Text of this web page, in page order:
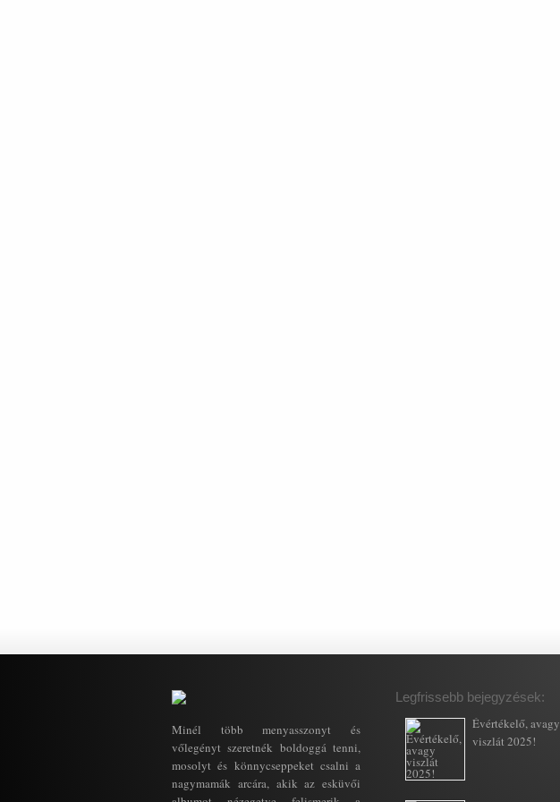
Minél több menyasszonyt és
vőlegényt szeretnék boldoggá tenni,
mosolyt és könnycseppeket csalni a
nagymamák arcára, akik az esküvői
Legfrissebb bejegyzések:
Évértékelő, avagy
viszlát 2025!